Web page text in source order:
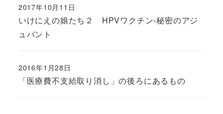
いけにえの娘たち２ HPVワクチン-秘密のアジ
ュバント
2017年10月11日
「医療費不支給取り消し」の後ろにあるもの
2016年1月28日